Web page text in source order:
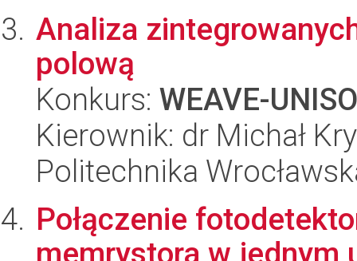
Analiza
polową
Konkurs: WEAVE-
Kierownik: dr Michał
Politechnika
Połączenie
memrystora w jednym